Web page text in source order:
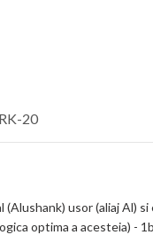
20
usor (aliaj Al)
optima a acesteia) -